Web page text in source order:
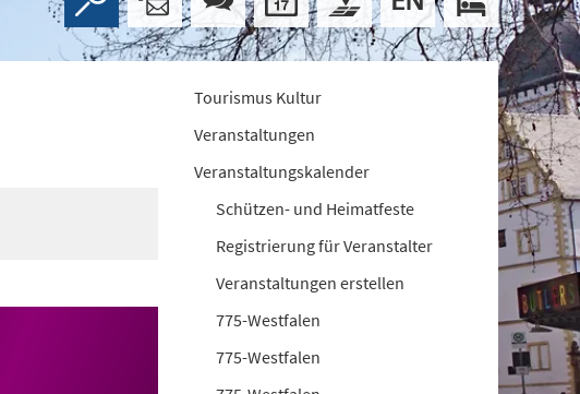
Tourismus Kultur
Veranstaltungen
Veranstaltungskalender
Schützen- und Heimatfeste
Registrierung für Veranstalter
Veranstaltungen erstellen
775-Westfalen
775-Westfalen